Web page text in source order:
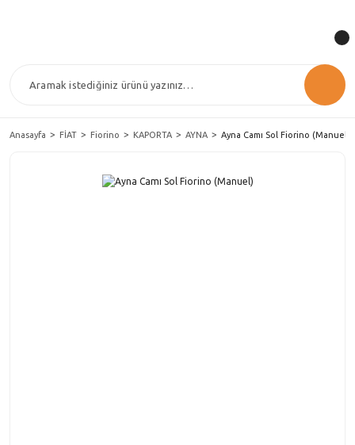
Anasayfa FİAT Fiorino KAPORTA AYNA Ayna Camı Sol Fiorino (Manuel)